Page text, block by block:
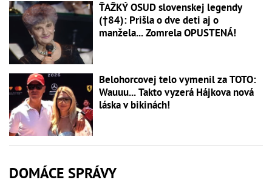
ŤAŽKÝ OSUD slovenskej legendy
(†84): Prišla o dve deti aj o
manžela... Zomrela OPUSTENÁ!
Belohorcovej telo vymenil za TOTO:
Wauuu... Takto vyzerá Hájkova nová
láska v bikinách!
DOMÁCE SPRÁVY